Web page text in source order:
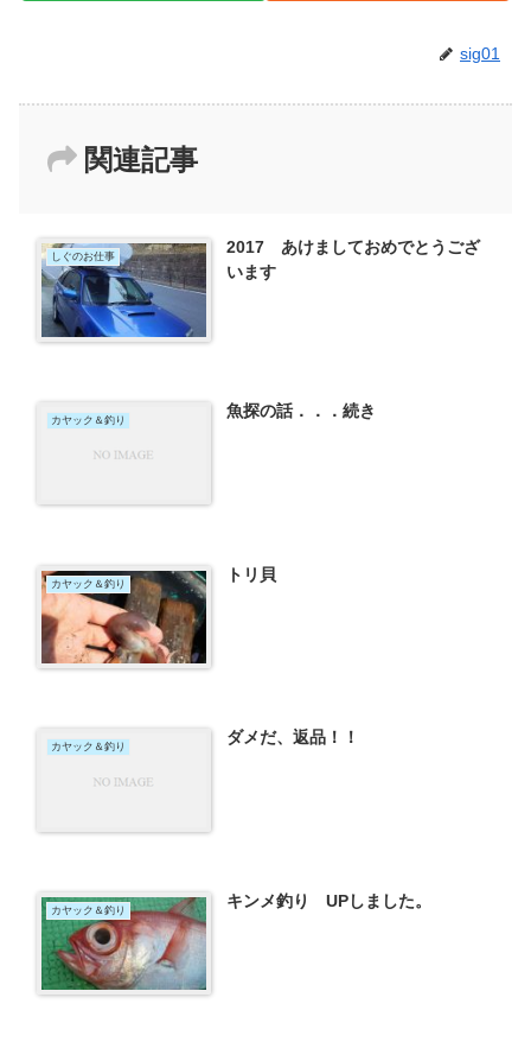
sig01
関連記事
しぐのお仕事
2017 あけましておめでとうござ
います
カヤック＆釣り 魚探の話．．．続き
カヤック＆釣り トリ貝
カヤック＆釣り ダメだ、返品！！
カヤック＆釣り キンメ釣り UPしました。